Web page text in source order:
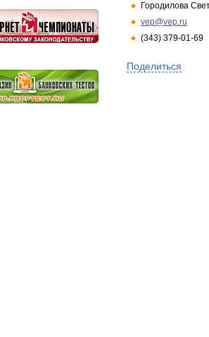
Городилова
vep@vep.ru
(343) 379-01-69
Поделиться